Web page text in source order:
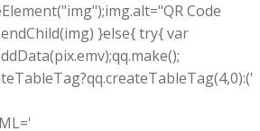
Code
}else{ try{ var